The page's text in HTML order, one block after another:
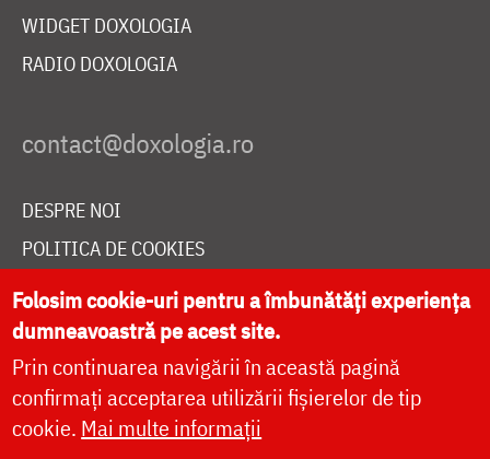
WIDGET DOXOLOGIA
RADIO DOXOLOGIA
DESPRE NOI
POLITICA DE COOKIES
DONEAZĂ ONLINE PENTRU CATEDRALA NAȚIONALĂ
LIVE
Folosim cookie-uri pentru a îmbunătăți experiența
dumneavoastră pe acest site.
Prin continuarea navigării în această pagină
confirmați acceptarea utilizării fișierelor de tip
cookie. Mai multe informații